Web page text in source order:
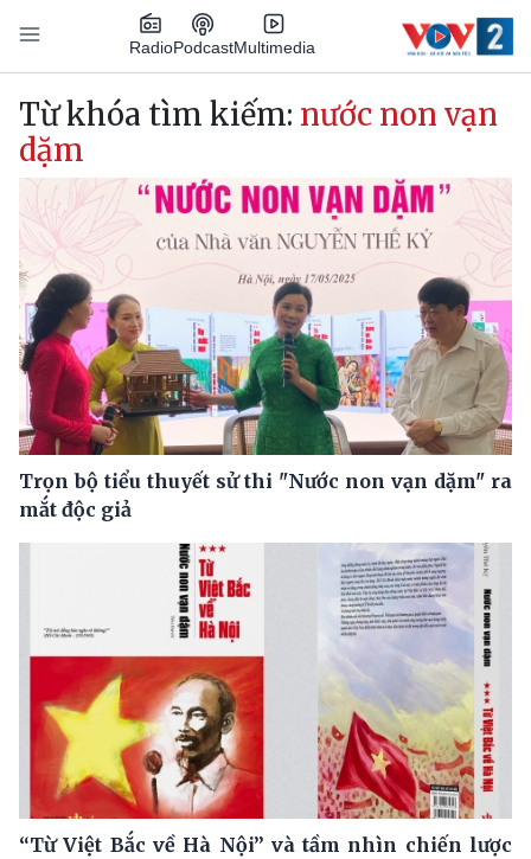
Nhảy đến nội dung
RadioPodcastMultimedia
Main navigation
Từ khóa tìm kiếm: nước non vạn
dặm
Trọn bộ tiểu thuyết sử thi "Nước non vạn dặm" ra
mắt độc giả
“Từ Việt Bắc về Hà Nội” và tầm nhìn chiến lược